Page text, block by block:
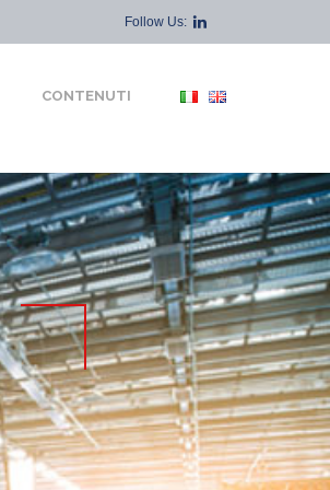
Follow Us:
CONTENUTI